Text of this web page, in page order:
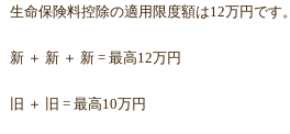
生命保険料控除の適用限度額は12万円です。
新 ＋ 新 ＋ 新 = 最高12万円
旧 ＋ 旧 = 最高10万円